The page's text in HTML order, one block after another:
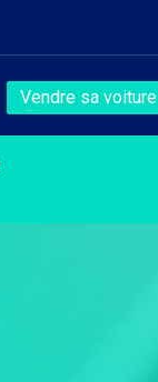
Vendre sa voiture